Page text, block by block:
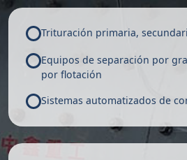
Trituración primaria,
Equipos de separación por
por flotación
Sistemas automatizados de